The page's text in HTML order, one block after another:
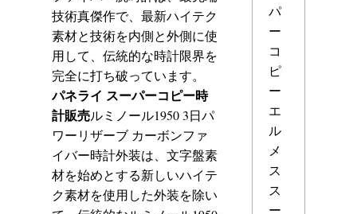
技術真傑作で、最新ハイテク
素材と技術を内側と外側に使
用して、伝統的な時計限界を
完全に打ち破っています。
パネライ スーパーコピー時
計販売ルミノール1950 3日パ
ワーリザーブ カーボンファ
イバー時計外装は、文字盤素
材を始めとする新しいハイテ
ク素材を使用した外装を除い
パ
ー
コ
ピ
ー
エ
ル
メ
ス
ス
ー